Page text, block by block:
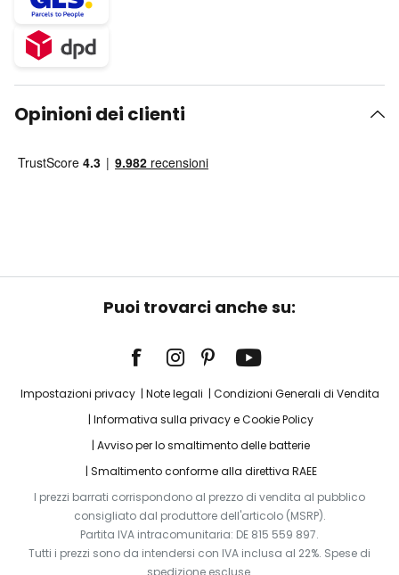
Opinioni dei clienti
Puoi trovarci anche su:
Impostazioni privacy Note legali
Condizioni Generali di Vendita
Informativa sulla privacy e Cookie Policy
Avviso per lo smaltimento delle batterie
Smaltimento conforme alla direttiva RAEE
I prezzi barrati corrispondono al prezzo di vendita al pubblico
consigliato dal produttore dell'articolo (MSRP).
Partita IVA intracomunitaria: DE 815 559 897.
Tutti i prezzi sono da intendersi con IVA inclusa al 22%. Spese di
spedizione escluse.